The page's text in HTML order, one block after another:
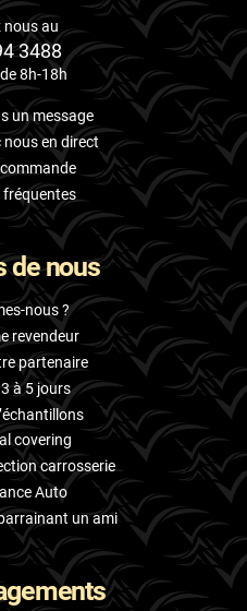
nous au
3488
8h-18h
un message
en direct
de nous
nous ?
revendeur
partenaire
à 5 jours
covering
carrosserie
Auto
un ami